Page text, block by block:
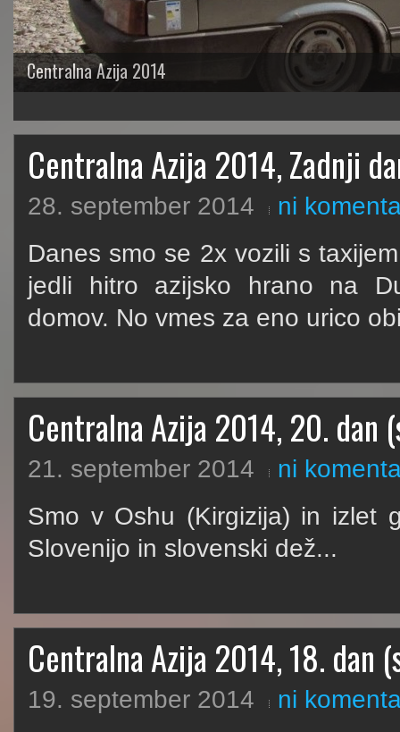
Centralna Azija 2014
Centralna Azija 2014, Zadnji
28. september 2014
ni
Danes smo se 2x vozili s
jedli hitro azijsko hrano na
domov. No vmes za eno urico
Centralna Azija 2014, 20. dan
21. september 2014
ni
Smo v Oshu (Kirgizija) in izlet
Slovenijo in slovenski dež...
Centralna Azija 2014, 18. dan
19. september 2014
ni